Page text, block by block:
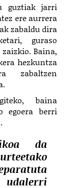
guztiak jarri
ere aurrera
zabaldu dira
guraso
Baina,
hezkuntza
zabaltzen
baina
egoera berri
da